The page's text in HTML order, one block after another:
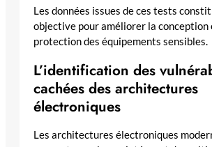
Les données issues de ces tests
objective pour améliorer la conception
protection des équipements sensibles.
L’identification des
cachées des architectures
électroniques
Les architectures électroniques